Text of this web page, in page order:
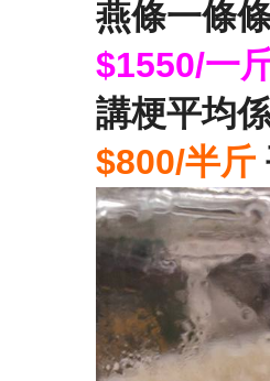
燕條一條
$1550/一
講梗平均
$800/半斤